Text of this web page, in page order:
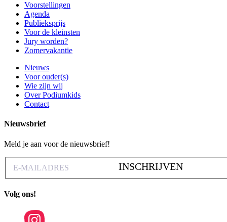
Voorstellingen
Agenda
Publieksprijs
Voor de kleinsten
Jury worden?
Zomervakantie
Nieuws
Voor ouder(s)
Wie zijn wij
Over Podiumkids
Contact
Nieuwsbrief
Meld je aan voor de nieuwsbrief!
INSCHRIJVEN
Volg ons!